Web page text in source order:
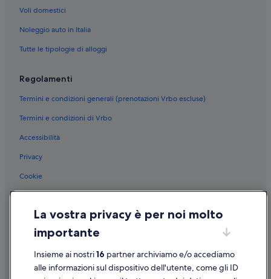
Voli domestici
Noleggio auto in Italia
Tutte le tipologie di alloggi
Regolamenti
Termini e condizioni generali (prenotazioni Vrbo escluse)
Termini e condizioni di Vrbo
Accessibilità
Privacy
Cookie
Informazioni legali/Contatti
Linee guida sui contenuti e segnalazione dei contenuti
Supporto
La vostra privacy è per noi molto
importante
Insieme ai nostri16 partner archiviamo e/o accediamo
alle informazioni sul dispositivo dell'utente, come gli ID